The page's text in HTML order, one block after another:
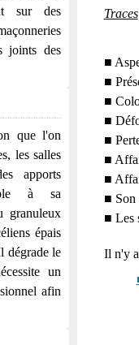
Traces
■
■
■
■
■
■
■
■ Son
■ Les
Il n'y
sur des
joints des
que l'on
les salles
apports
à sa
granuleux
épais
dégrade le
un
afin